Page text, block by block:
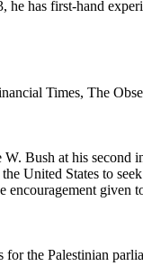
he has first-hand
Times, The
Bush at his second
United States to
given
the Palestinian